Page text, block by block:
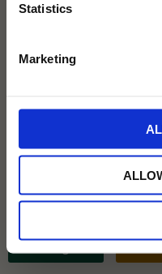
Statistics
Marketing
* Rabatten gäller endast